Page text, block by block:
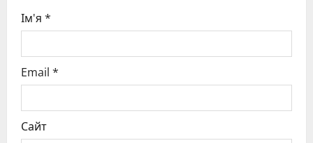
Ім'я *
Email *
Сайт